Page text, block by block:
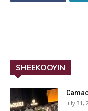
SHEEKOOYIN
July 31,